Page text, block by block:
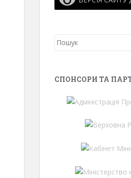
Пошук
СПОНСОРИ ТА